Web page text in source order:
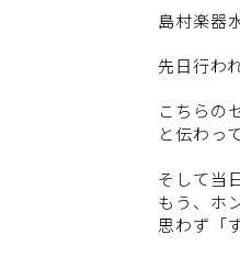
島村楽器
先日行わ
こちらの
と伝わっ
そして当
もう、ホ
思わず「